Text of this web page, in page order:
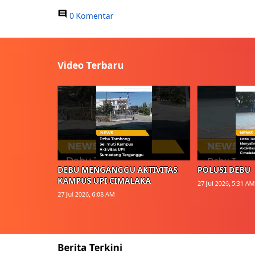
0 Komentar
Video Terbaru
DEBU MENGANGGU AKTIVITAS
KAMPUS UPI CIMALAKA
27 Jul 2026, 6:08 AM
POLUSI DEBU
27 Jul 2026, 5:31 AM
Berita Terkini